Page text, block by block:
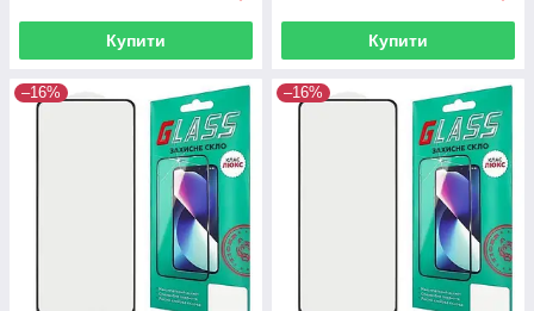
Купити Купити
–16% –16%